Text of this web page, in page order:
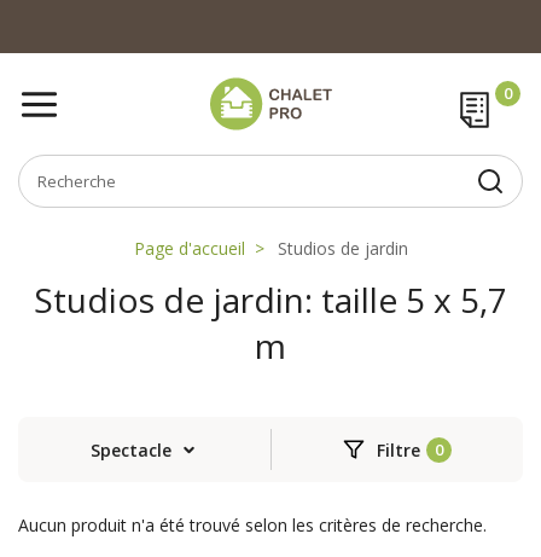
Page d'accueil Studios de jardin
Studios de jardin: taille 5 x 5,7
m
Spectacle Filtre
Aucun produit n'a été trouvé selon les critères de recherche.